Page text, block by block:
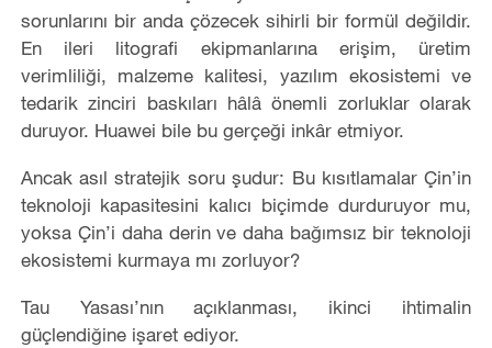
sorunlarını bir anda çözecek sihirli bir formül değildir.
En ileri litografi ekipmanlarına erişim, üretim
verimliliği, malzeme kalitesi, yazılım ekosistemi ve
tedarik zinciri baskıları hâlâ önemli zorluklar olarak
duruyor. Huawei bile bu gerçeği inkâr etmiyor.
Ancak asıl stratejik soru şudur: Bu kısıtlamalar Çin’in
teknoloji kapasitesini kalıcı biçimde durduruyor mu,
yoksa Çin’i daha derin ve daha bağımsız bir teknoloji
ekosistemi kurmaya mı zorluyor?
Tau Yasası’nın açıklanması, ikinci ihtimalin
güçlendiğine işaret ediyor.